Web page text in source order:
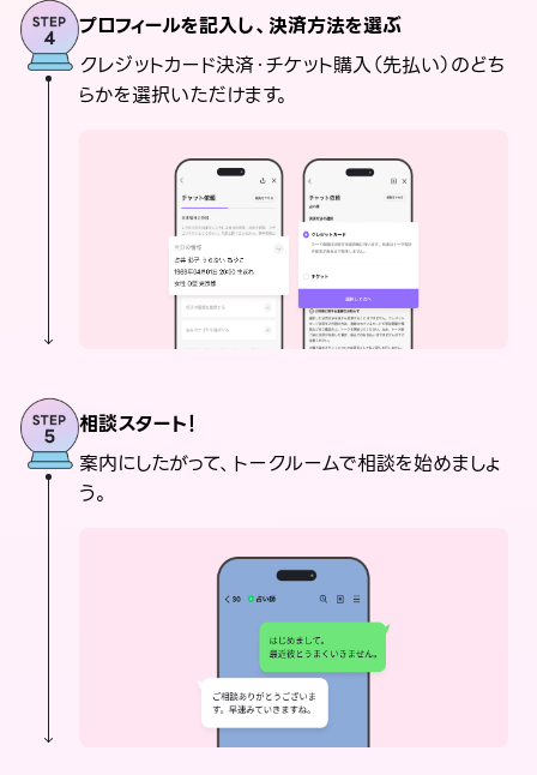
プロフィールを記入し、決済方法を選ぶ
クレジットカード決済・チケット購入（先払い）のどち
らかを選択いただけます。
相談スタート！
案内にしたがって、トークルームで相談を始めましょ
う。